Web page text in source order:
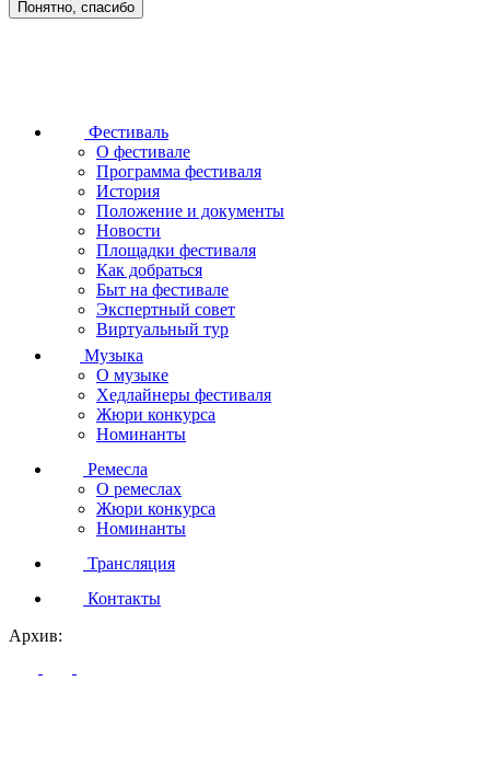
Понятно, спасибо
Фестиваль
О фестивале
Программа фестиваля
История
Положение и документы
Новости
Площадки фестиваля
Как добраться
Быт на фестивале
Экспертный совет
Виртуальный тур
Музыка
О музыке
Хедлайнеры фестиваля
Жюри конкурса
Номинанты
Ремесла
О ремеслах
Жюри конкурса
Номинанты
Трансляция
Контакты
Архив: